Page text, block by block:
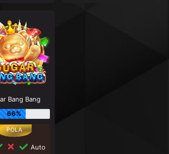
Bang Bang
66%
Auto